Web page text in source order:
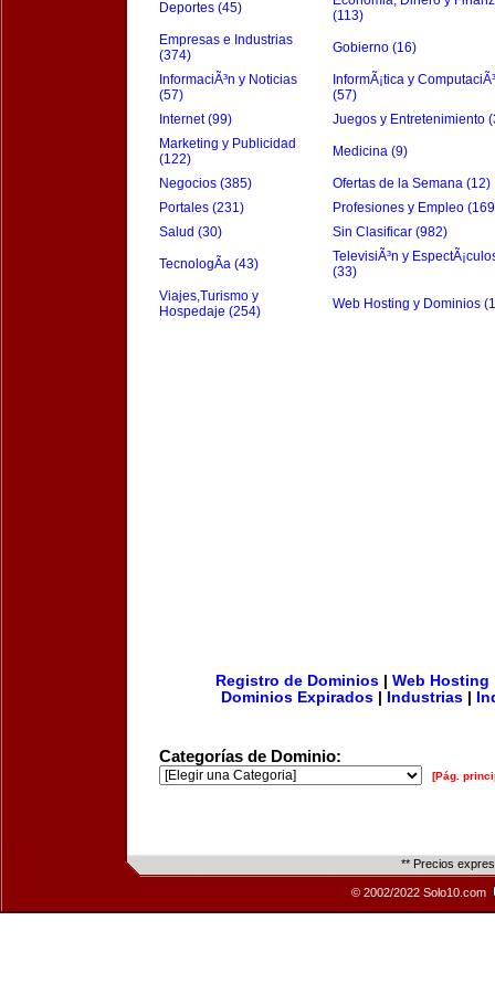
Deportes (45)
(113)
Empresas e Industrias
(374)
Gobierno (16)
InformaciÃ³n y Noticias
(57)
InformÃ¡tica y
(57)
Internet (99)
Juegos y Entretenimiento
Marketing y Publicidad
(122)
Medicina (9)
Negocios (385)
Ofertas de la Semana (12)
Portales (231)
Profesiones y Empleo
Salud (30)
Sin Clasificar (982)
TecnologÃ­a (43)
TelevisiÃ³n y
(33)
Viajes,Turismo y
Hospedaje (254)
Web Hosting y Dominios
Registro de Dominios| Web Hosting
Dominios Expirados
Industrias
Categorías de Dominio:
[Pág.
** Precios
© 2002/2022 Solo10.com